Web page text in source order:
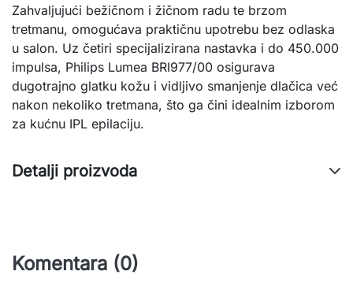
Zahvaljujući bežičnom i žičnom radu te brzom
tretmanu, omogućava praktičnu upotrebu bez odlaska
u salon. Uz četiri specijalizirana nastavka i do 450.000
impulsa, Philips Lumea BRI977/00 osigurava
dugotrajno glatku kožu i vidljivo smanjenje dlačica već
nakon nekoliko tretmana, što ga čini idealnim izborom
za kućnu IPL epilaciju.
Detalji proizvoda
Komentara (0)